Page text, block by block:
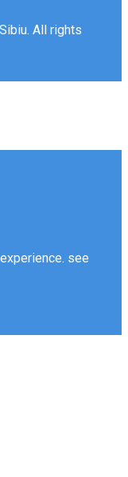
All rights
see